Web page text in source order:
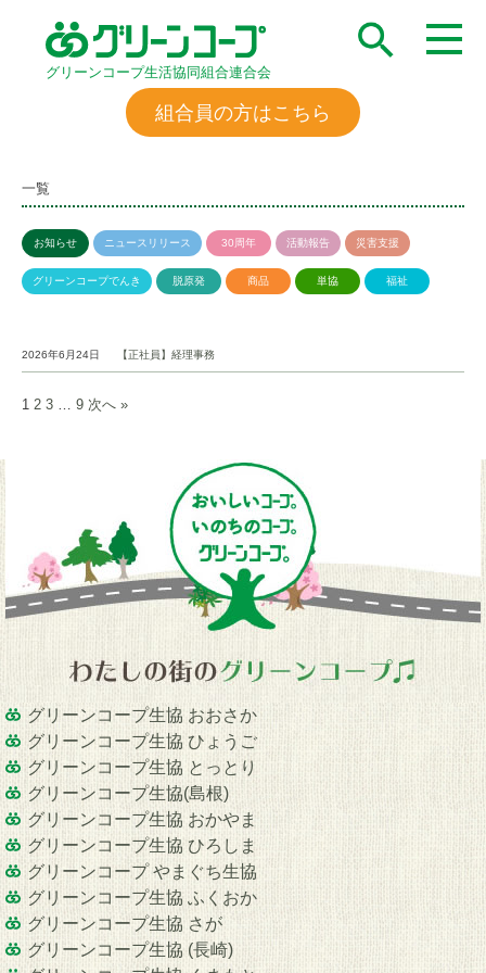
グリーンコープ生活協同組合連合会
組合員の方はこちら
一覧
お知らせ ニュースリリース 30周年 活動報告 災害支援
グリーンコープでんき 脱原発 商品 単協 福祉
2026年6月24日 【正社員】経理事務
1 2 3 9 次へ »
グリーンコープ生協 おおさか
グリーンコープ生協 ひょうご
グリーンコープ生協 とっとり
グリーンコープ生協(島根)
グリーンコープ生協 おかやま
グリーンコープ生協 ひろしま
グリーンコープ やまぐち生協
グリーンコープ生協 ふくおか
グリーンコープ生協 さが
グリーンコープ生協 (長崎)